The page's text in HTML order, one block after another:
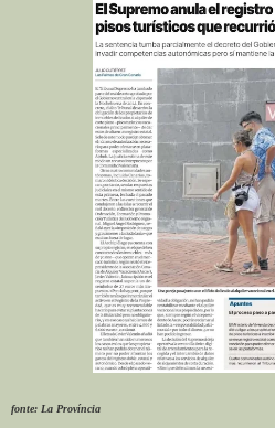
fonte: La Província